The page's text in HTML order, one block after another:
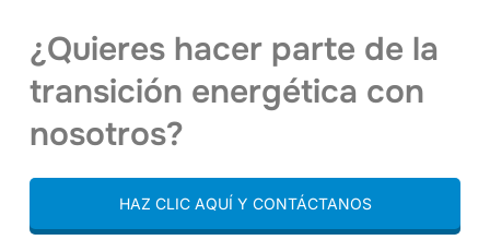
¿Quieres hacer parte de la
transición energética con
nosotros?
HAZ CLIC AQUÍ Y CONTÁCTANOS